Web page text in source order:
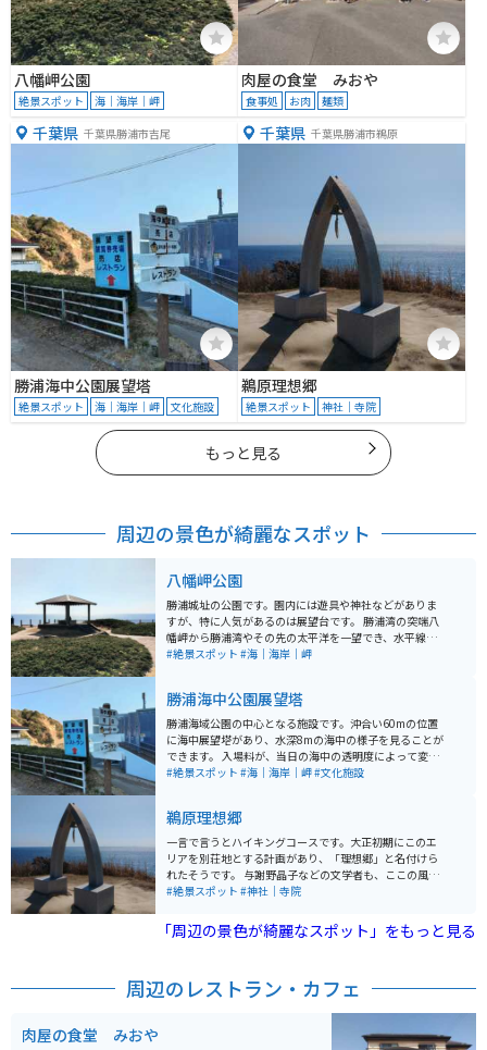
八幡岬公園
絶景スポット 海｜海岸｜岬
肉屋の食堂 みおや
食事処 お肉 麺類
千葉県 千葉県勝浦市吉尾
勝浦海中公園展望塔
絶景スポット 海｜海岸｜岬 文化施設
千葉県 千葉県勝浦市鵜原
鵜原理想郷
絶景スポット 神社｜寺院
もっと見る
周辺の景色が綺麗なスポット
八幡岬公園
勝浦城址の公園です。園内には遊具や神社などがありま
すが、特に人気があるのは展望台です。 勝浦湾の突端八
幡岬から勝浦湾やその先の太平洋を一望でき、水平線が
丸く見えます。徳川家康の側室・水戸光圀の祖母である
#絶景スポット #海｜海岸｜岬
勝浦海中公園展望塔
勝浦海域公園の中心となる施設です。沖合い60mの位置
に海中展望塔があり、水深8mの海中の様子を見ることが
できます。 入場料が、当日の海中の透明度によって変動
します。通常（4ｍ以上）は大人980円ですが、海水が濁
ありますが、こちらでは魚が想像以上にたくさん見られ
ます。 また、展望塔へ向かう途中の回廊からの眺めが、
なかなかの絶景です。
#絶景スポット #海｜海岸｜岬#文化施設
鵜原理想郷
一言で言うとハイキングコースです。大正初期にこのエ
リアを別荘地とする計画があり、「理想郷」と名付けら
れたそうです。 与謝野晶子などの文学者も、ここの風景
を愛したと言われています。 高台から望むリアス式海岸
船などもよく見えます。 ハイキングコースは一周2.3k
m。 鳥のさえずりや通り過ぎる風の音は、日常と隔絶さ
#絶景スポット #神社｜寺院
「周辺の景色が綺麗なスポット」をもっと見る
周辺のレストラン・カフェ
肉屋の食堂 みおや